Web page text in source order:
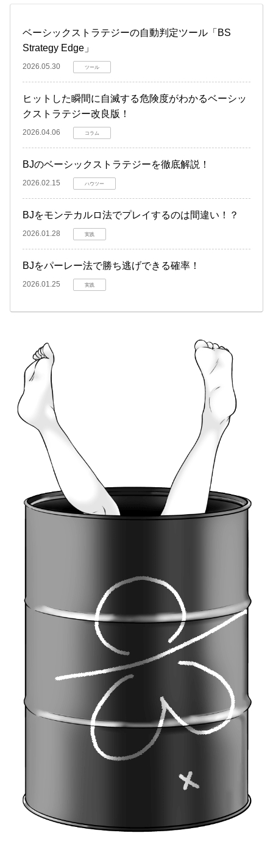
ベーシックストラテジーの自動判定ツール「BS
Strategy Edge」
2026.05.30 ツール
ヒットした瞬間に自滅する危険度がわかるベーシッ
クストラテジー改良版！
2026.04.06 コラム
BJのベーシックストラテジーを徹底解説！
2026.02.15 ハウツー
BJをモンテカルロ法でプレイするのは間違い！？
2026.01.28 実践
BJをパーレー法で勝ち逃げできる確率！
2026.01.25 実践